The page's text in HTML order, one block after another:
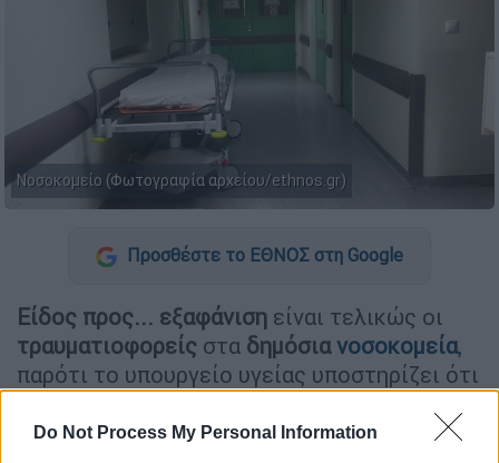
Do Not Process My Personal Information
Νοσοκομείο (Φωτογραφία αρχείου/ethnos.gr)
Προσθέστε το ΕΘΝΟΣ στη Google
Είδος προς... εξαφάνιση είναι τελικώς οι
τραυματιοφορείς στα δημόσιανοσοκομεία,
παρότι το υπουργείο υγείας υποστηρίζει ότι
εργαζομένων.